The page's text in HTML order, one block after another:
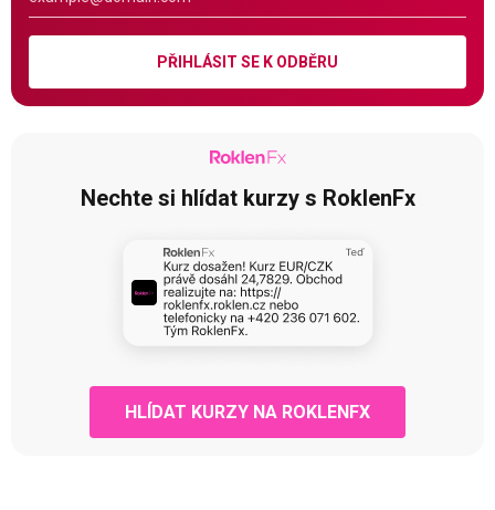
PŘIHLÁSIT SE K ODBĚRU
Nechte si hlídat kurzy s RoklenFx
HLÍDAT KURZY NA ROKLENFX